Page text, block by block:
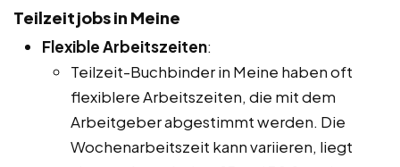
Teilzeitjobs in Meine
Flexible Arbeitszeiten:
Teilzeit-Buchbinder in Meine haben oft
flexiblere Arbeitszeiten, die mit dem
Arbeitgeber abgestimmt werden. Die
Wochenarbeitszeit kann variieren, liegt